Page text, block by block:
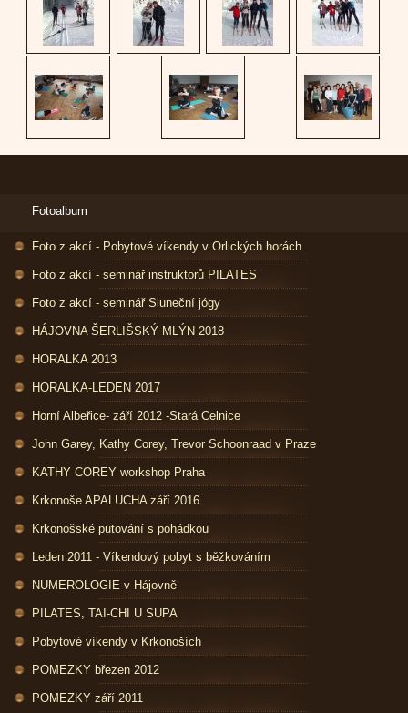
Fotoalbum
Foto z akcí - Pobytové víkendy v Orlických horách
Foto z akcí - seminář instruktorů PILATES
Foto z akcí - seminář Sluneční jógy
HÁJOVNA ŠERLIŠSKÝ MLÝN 2018
HORALKA 2013
HORALKA-LEDEN 2017
Horní Albeřice- září 2012 -Stará Celnice
John Garey, Kathy Corey, Trevor Schoonraad v Praze
KATHY COREY workshop Praha
Krkonoše APALUCHA září 2016
Krkonošské putování s pohádkou
Leden 2011 - Víkendový pobyt s běžkováním
NUMEROLOGIE v Hájovně
PILATES, TAI-CHI U SUPA
Pobytové víkendy v Krkonoších
POMEZKY březen 2012
POMEZKY září 2011